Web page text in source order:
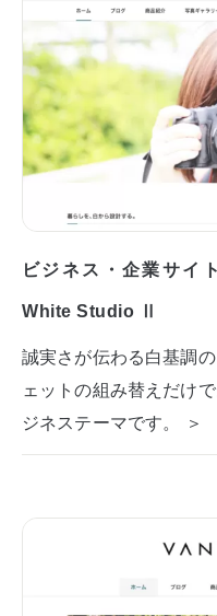
ビジネス・企業サイト
White Studio Ⅱ
誠実さが伝わる白基調
ェットの組み替えだけ
ジネステーマです。 ＞